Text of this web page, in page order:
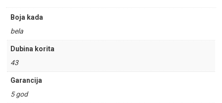
Boja kada
bela
Dubina korita
43
Garancija
5 god